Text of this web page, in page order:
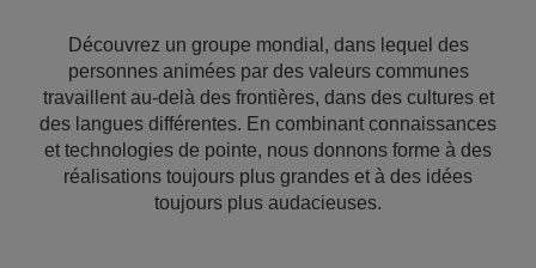
Découvrez un groupe mondial, dans lequel des
personnes animées par des valeurs communes
travaillent au-delà des frontières, dans des cultures et
des langues différentes. En combinant connaissances
et technologies de pointe, nous donnons forme à des
réalisations toujours plus grandes et à des idées
toujours plus audacieuses.